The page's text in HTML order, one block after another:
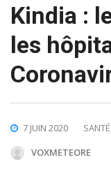
Kindia :
les
7 JUIN 2020 SANTÉ
VOXMETEORE